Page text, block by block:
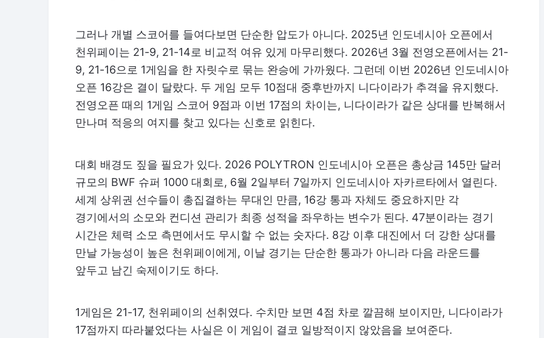
그러나 개별 스코어를 들여다보면 단순한 압도가 아니다. 2025년 인도네시아 오픈에서
천위페이는 21-9, 21-14로 비교적 여유 있게 마무리했다. 2026년 3월 전영오픈에서는 21-
9, 21-16으로 1게임을 한 자릿수로 묶는 완승에 가까웠다. 그런데 이번 2026년 인도네시아
오픈 16강은 결이 달랐다. 두 게임 모두 10점대 중후반까지 니다이라가 추격을 유지했다.
전영오픈 때의 1게임 스코어 9점과 이번 17점의 차이는, 니다이라가 같은 상대를 반복해서
만나며 적응의 여지를 찾고 있다는 신호로 읽힌다.
대회 배경도 짚을 필요가 있다. 2026 POLYTRON 인도네시아 오픈은 총상금 145만 달러
규모의 BWF 슈퍼 1000 대회로, 6월 2일부터 7일까지 인도네시아 자카르타에서 열린다.
세계 상위권 선수들이 총집결하는 무대인 만큼, 16강 통과 자체도 중요하지만 각
경기에서의 소모와 컨디션 관리가 최종 성적을 좌우하는 변수가 된다. 47분이라는 경기
시간은 체력 소모 측면에서도 무시할 수 없는 숫자다. 8강 이후 대진에서 더 강한 상대를
만날 가능성이 높은 천위페이에게, 이날 경기는 단순한 통과가 아니라 다음 라운드를
앞두고 남긴 숙제이기도 하다.
1게임은 21-17, 천위페이의 선취였다. 수치만 보면 4점 차로 깔끔해 보이지만, 니다이라가
17점까지 따라붙었다는 사실은 이 게임이 결코 일방적이지 않았음을 보여준다.